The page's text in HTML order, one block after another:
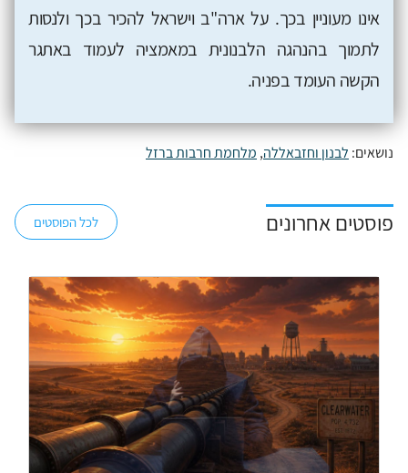
אינו מעוניין בכך. על ארה"ב וישראל להכיר בכך ולנסות
לתמוך בהנהגה הלבנונית במאמציה לעמוד באתגר
הקשה העומד בפניה.
נושאים: לבנון וחזבאללה, מלחמת חרבות ברזל
פוסטים אחרונים לכל הפוסטים